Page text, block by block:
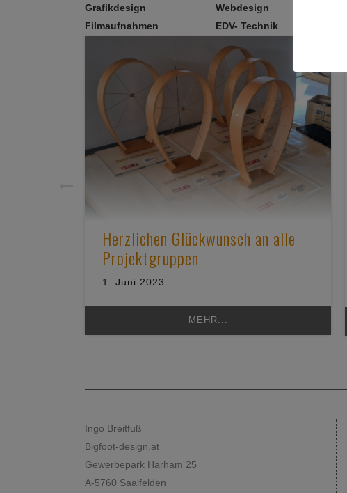
Grafikdesign Webdesign
Filmaufnahmen
EDV- Technik
Herzlichen Glückwunsch an alle
Projektgruppen
1. Juni 2023
MEHR...
Ingo Breitfuß
Bigfoot-design.at
Gewerbepark Harham 25
A-5760 Saalfelden